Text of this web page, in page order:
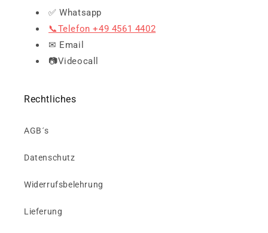
✅ Whatsapp
📞Telefon +49 4561 4402
✉ Email
📷Videocall
Rechtliches
AGB´s
Datenschutz
Widerrufsbelehrung
Lieferung